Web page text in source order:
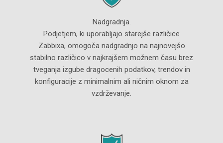
Nadgradnja.
Podjetjem, ki uporabljajo starejše različice
Zabbixa, omogoča nadgradnjo na najnovejšo
stabilno različico v najkrajšem možnem času brez
tveganja izgube dragocenih podatkov, trendov in
konfiguracije z minimalnim ali ničnim oknom za
vzdrževanje.